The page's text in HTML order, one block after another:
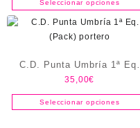
Seleccionar opciones
C.D. Punta Umbría 1ª Eq.
(Pack) portero
35,00€
Seleccionar opciones